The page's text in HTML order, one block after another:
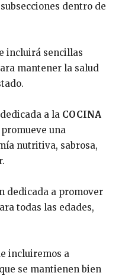
dentro de
incluirá sencillas
mantener la salud
a la COCINA
una
nutritiva, sabrosa,
dedicada a promover
todas las edades,
incluiremos a
se mantienen bien